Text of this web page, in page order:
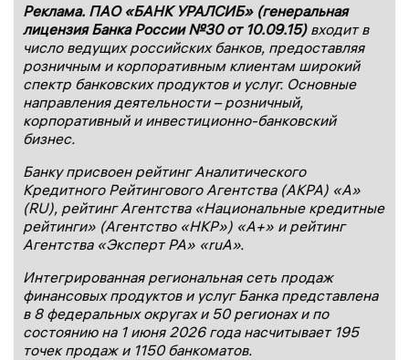
Реклама. ПАО «БАНК УРАЛСИБ» (генеральная
лицензия Банка России №30 от 10.09.15)входит в
число ведущих российских банков, предоставляя
розничным и корпоративным клиентам широкий
спектр банковских продуктов и услуг. Основные
направления деятельности – розничный,
корпоративный и инвестиционно-банковский
бизнес.
Банку присвоен рейтинг Аналитического
Кредитного Рейтингового Агентства (АКРА) «А»
(RU), рейтинг Агентства «Национальные кредитные
рейтинги» (Агентство «НКР») «А+» и рейтинг
Агентства «Эксперт РА» «ruА».
Интегрированная региональная сеть продаж
финансовых продуктов и услуг Банка представлена
в 8 федеральных округах и 50 регионах и по
состоянию на 1 июня 2026 года насчитывает 195
точек продаж и 1150 банкоматов.